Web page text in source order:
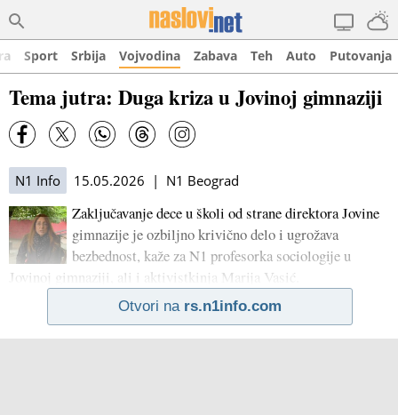
Sport Srbija Vojvodina Zabava Teh Auto Putovanja
Tema jutra: Duga kriza u Jovinoj gimnaziji
N1 Info 15.05.2026 | N1 Beograd
Zaključavanje dece u školi od strane direktora Jovine
gimnazije je ozbiljno krivično delo i ugrožava
bezbednost, kaže za N1 profesorka sociologije u
Jovinoj gimnaziji, ali i aktivistkinja Marija Vasić.
Otvori na rs.n1info.com